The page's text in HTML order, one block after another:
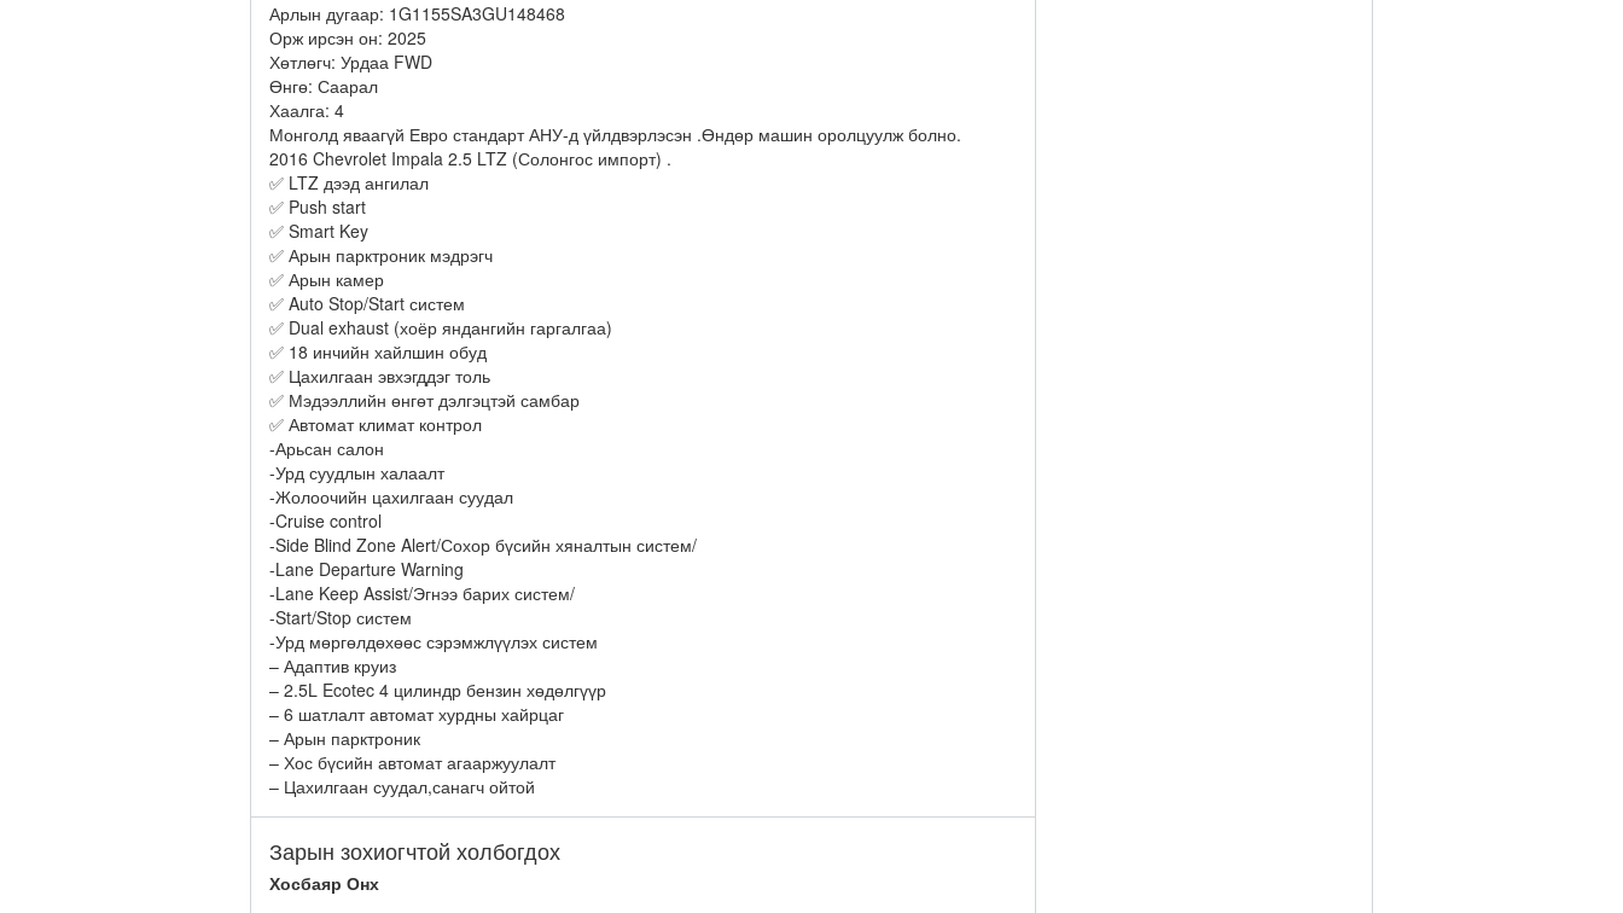
Арлын дугаар: 1G1155SA3GU148468
Орж ирсэн он: 2025
Хөтлөгч: Урдаа FWD
Өнгө: Саарал
Хаалга: 4
Монголд яваагүй Евро стандарт АНУ-д үйлдвэрлэсэн .Өндөр машин оролцуулж болно.
2016 Chevrolet Impala 2.5 LTZ (Солонгос импорт) .
✅ LTZ дээд ангилал
✅ Push start
✅ Smart Key
✅ Арын парктроник мэдрэгч
✅ Арын камер
✅ Auto Stop/Start систем
✅ Dual exhaust (хоёр яндангийн гаргалгаа)
✅ 18 инчийн хайлшин обуд
✅ Цахилгаан эвхэгддэг толь
✅ Мэдээллийн өнгөт дэлгэцтэй самбар
✅ Автомат климат контрол
-Арьсан салон
-Урд суудлын халаалт
-Жолоочийн цахилгаан суудал
-Cruise control
-Side Blind Zone Alert/Сохор бүсийн хяналтын систем/
-Lane Departure Warning
-Lane Keep Assist/Эгнээ барих систем/
-Start/Stop систем
-Урд мөргөлдөхөөс сэрэмжлүүлэх систем
– Адаптив круиз
– 2.5L Ecotec 4 цилиндр бензин хөдөлгүүр
– 6 шатлалт автомат хурдны хайрцаг
– Арын парктроник
– Хос бүсийн автомат агааржуулалт
– Цахилгаан суудал,санагч ойтой
Зарын зохиогчтой холбогдох
Хосбаяр Онх